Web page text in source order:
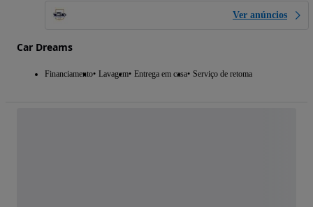
Ver anúncios
Car Dreams
Financiamento Lavagem Entrega em casa Serviço de retoma